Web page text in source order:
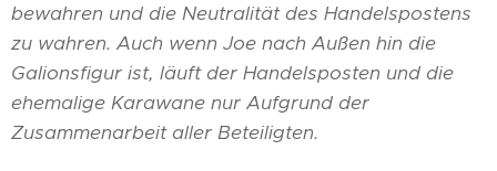
bewahren und die Neutralität des Handelspostens
zu wahren. Auch wenn Joe nach Außen hin die
Galionsfigur ist, läuft der Handelsposten und die
ehemalige Karawane nur Aufgrund der
Zusammenarbeit aller Beteiligten.